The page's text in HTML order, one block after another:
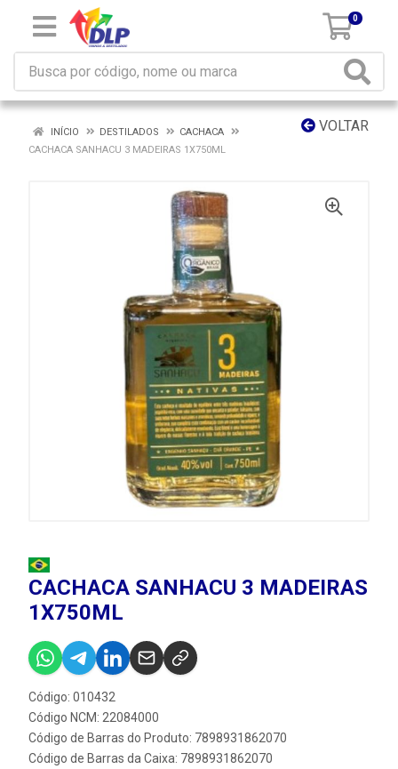
0
VOLTAR
INÍCIO DESTILADOS
CACHACA
CACHACA SANHACU 3 MADEIRAS 1X750ML
CACHACA SANHACU 3 MADEIRAS
1X750ML
Código: 010432
Código NCM: 22084000
Código de Barras do Produto: 7898931862070
Código de Barras da Caixa: 7898931862070